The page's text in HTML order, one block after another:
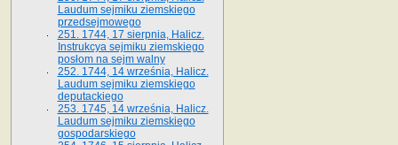
Laudum sejmiku ziemskiego
przedsejmowego
251. 1744, 17 sierpnia, Halicz.
Instrukcya sejmiku ziemskiego
posłom na sejm walny
252. 1744, 14 września, Halicz.
Laudum sejmiku ziemskiego
deputackiego
253. 1745, 14 września, Halicz.
Laudum sejmiku ziemskiego
gospodarskiego